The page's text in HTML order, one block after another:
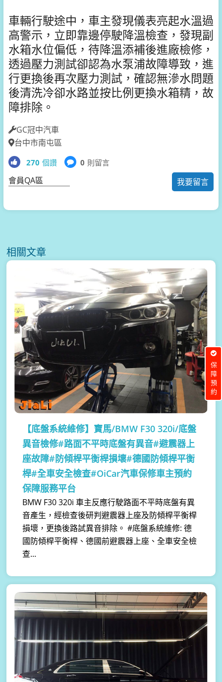
車輛行駛途中，車主發現儀表亮起水溫過
高警示，立即靠邊停駛降溫檢查，發現副
水箱水位偏低，待降溫添補後進廠檢修，
透過壓力測試卻認為水泵浦故障導致，進
行更換後再次壓力測試，確認無滲水問題
後清洗冷卻水路並按比例更換水箱精，故
障排除。
GC冠中汽車
台中市南屯區
270 個讚 0 則留言
我要留言
會員QA區
相關文章
【底盤系統維修】 寶馬/BMW F30 320i/底盤
異音檢修#路面不平時底盤有異音#避震器上
座故障#防傾桿平衡桿損壞#德國防傾桿平衡
桿#全車安全檢查#OiCar汽車保修車主預約
保障服務平台
BMW F30 320i 車主反應行駛路面不平時底盤有異
音產生，經檢查後研判避震器上座及防傾桿平衡桿
損壞，更換後路試異音排除。 #底盤系統維修: 德
國防傾桿平衡桿、德國前避震器上座、全車安全檢
查...
保障預約